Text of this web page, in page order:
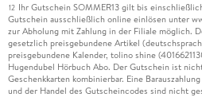
12 Ihr Gutschein SOMMER13 gilt bis
Gutschein ausschließlich online einlösen unter
zur Abholung mit Zahlung in der Filiale möglich.
gesetzlich preisgebundene Artikel
preisgebundene Kalender, tolino shine
Hugendubel Hörbuch Abo. Der Gutschein ist
Geschenkkarten kombinierbar. Eine
und der Handel des Gutscheincodes sind nicht